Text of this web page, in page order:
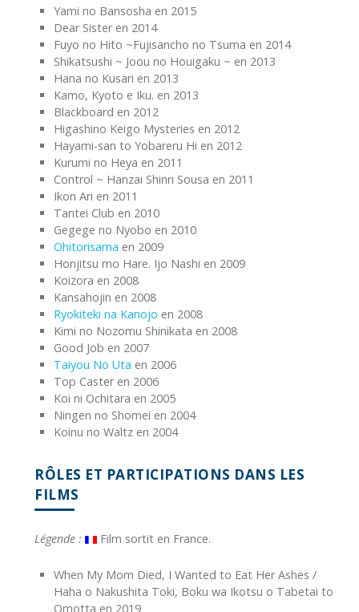
Yami no Bansosha en 2015
Dear Sister en 2014
Fuyo no Hito ~Fujisancho no Tsuma en 2014
Shikatsushi ~ Joou no Houigaku ~ en 2013
Hana no Kusari en 2013
Kamo, Kyoto e Iku. en 2013
Blackboard en 2012
Higashino Keigo Mysteries en 2012
Hayami-san to Yobareru Hi en 2012
Kurumi no Heya en 2011
Control ~ Hanzai Shinri Sousa en 2011
Ikon Ari en 2011
Tantei Club en 2010
Gegege no Nyobo en 2010
Ohitorisama en 2009
Honjitsu mo Hare. Ijo Nashi en 2009
Koizora en 2008
Kansahojin en 2008
Ryokiteki na Kanojo en 2008
Kimi no Nozomu Shinikata en 2008
Good Job en 2007
Taiyou No Uta en 2006
Top Caster en 2006
Koi ni Ochitara en 2005
Ningen no Shomei en 2004
Koinu no Waltz en 2004
RÔLES ET PARTICIPATIONS DANS LES
FILMS
Légende : Film sortit en France.
When My Mom Died, I Wanted to Eat Her Ashes /
Haha o Nakushita Toki, Boku wa Ikotsu o Tabetai to
Omotta en 2019